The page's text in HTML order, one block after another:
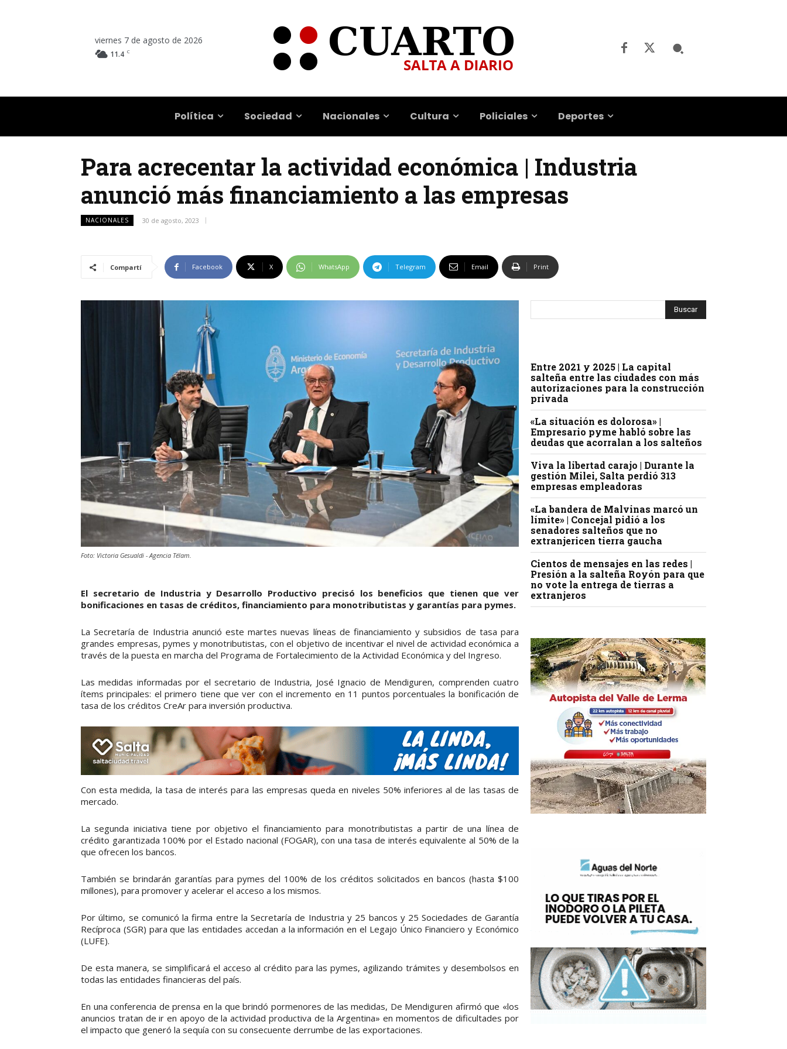
viernes 7 de agosto de 2026
11.4 C
Política Sociedad Nacionales Cultura Policiales Deportes
Para acrecentar la actividad económica | Industria
anunció más financiamiento a las empresas
NACIONALES 30 de agosto, 2023
Compartí Facebook X WhatsApp Telegram Email Print
Foto: Victoria Gesualdi - Agencia Télam.
El secretario de Industria y Desarrollo Productivo precisó los beneficios que tienen que ver
bonificaciones en tasas de créditos, financiamiento para monotributistas y garantías para pymes.
La Secretaría de Industria anunció este martes nuevas líneas de financiamiento y subsidios de tasa para
grandes empresas, pymes y monotributistas, con el objetivo de incentivar el nivel de actividad económica a
través de la puesta en marcha del Programa de Fortalecimiento de la Actividad Económica y del Ingreso.
Las medidas informadas por el secretario de Industria, José Ignacio de Mendiguren, comprenden cuatro
ítems principales: el primero tiene que ver con el incremento en 11 puntos porcentuales la bonificación de
tasa de los créditos CreAr para inversión productiva.
Con esta medida, la tasa de interés para las empresas queda en niveles 50% inferiores al de las tasas de
mercado.
La segunda iniciativa tiene por objetivo el financiamiento para monotributistas a partir de una línea de
crédito garantizada 100% por el Estado nacional (FOGAR), con una tasa de interés equivalente al 50% de la
que ofrecen los bancos.
También se brindarán garantías para pymes del 100% de los créditos solicitados en bancos (hasta $100
millones), para promover y acelerar el acceso a los mismos.
Por último, se comunicó la firma entre la Secretaría de Industria y 25 bancos y 25 Sociedades de Garantía
Recíproca (SGR) para que las entidades accedan a la información en el Legajo Único Financiero y Económico
(LUFE).
De esta manera, se simplificará el acceso al crédito para las pymes, agilizando trámites y desembolsos en
todas las entidades financieras del país.
En una conferencia de prensa en la que brindó pormenores de las medidas, De Mendiguren afirmó que «los
anuncios tratan de ir en apoyo de la actividad productiva de la Argentina» en momentos de dificultades por
el impacto que generó la sequía con su consecuente derrumbe de las exportaciones.
Entre 2021 y 2025 | La capital
salteña entre las ciudades con más
autorizaciones para la construcción
privada
«La situación es dolorosa» |
Empresario pyme habló sobre las
deudas que acorralan a los salteños
Viva la libertad carajo | Durante la
gestión Milei, Salta perdió 313
empresas empleadoras
«La bandera de Malvinas marcó un
límite» | Concejal pidió a los
senadores salteños que no
extranjericen tierra gaucha
Cientos de mensajes en las redes |
Presión a la salteña Royón para que
no vote la entrega de tierras a
extranjeros